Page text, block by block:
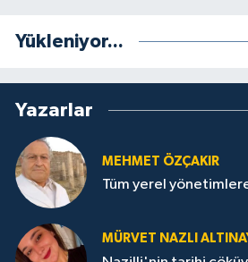
Yükleniyor...
Yazarlar
MEHMET ÖZÇAKIR
Tüm yerel
MÜRVET NAZLI